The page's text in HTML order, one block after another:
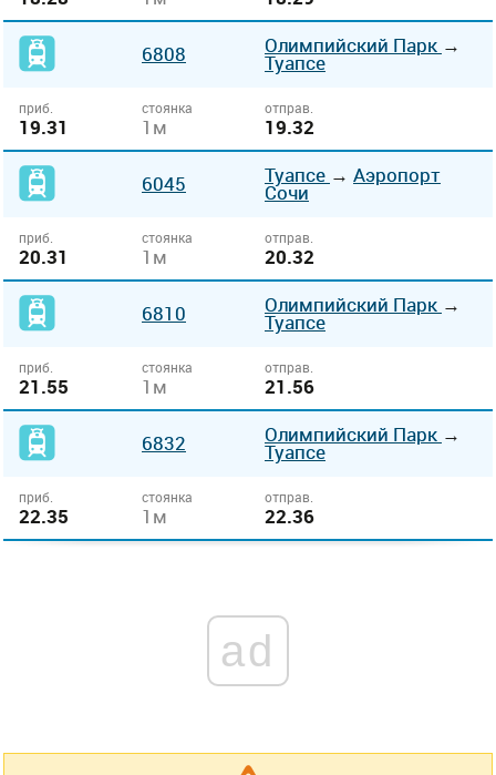
6808 Олимпийский Парк →
Туапсе
приб.
19.31
стоянка
1м
отправ.
19.32
6045 Туапсе → Аэропорт
Сочи
приб.
20.31
стоянка
1м
отправ.
20.32
6810 Олимпийский Парк →
Туапсе
приб.
21.55
стоянка
1м
отправ.
21.56
6832 Олимпийский Парк →
Туапсе
приб.
22.35
стоянка
1м
отправ.
22.36
ad